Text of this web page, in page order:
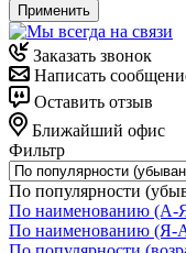
Применить
Заказать звонок
Написать
Оставить отзыв
Ближайший офис
Фильтр
По популярности
По наименованию (А-
По наименованию (Я-